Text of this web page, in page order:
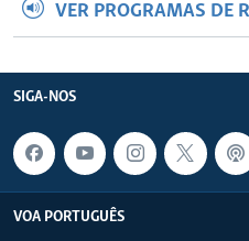
VER PROGRAMAS DE
SIGA-NOS
VOA PORTUGUÊS